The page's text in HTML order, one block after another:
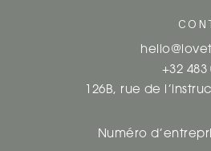
+32 483
126B, rue de
Numéro